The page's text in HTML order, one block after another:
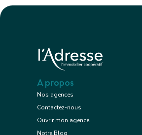
A propos
Nos agences
Contactez-nous
Ouvrir mon agence
Notre Blog